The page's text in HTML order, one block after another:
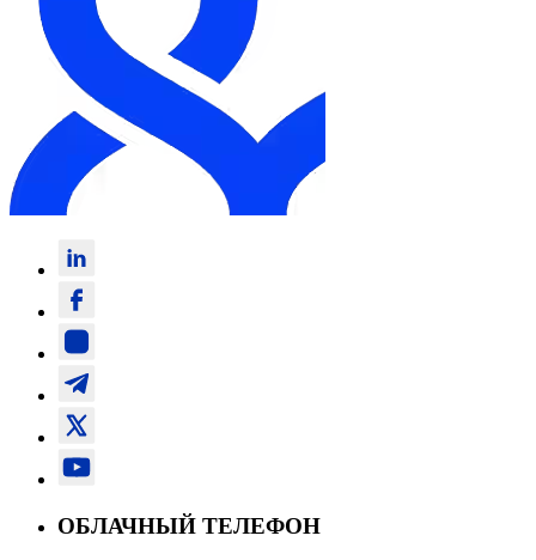
ОБЛАЧНЫЙ ТЕЛЕФОН